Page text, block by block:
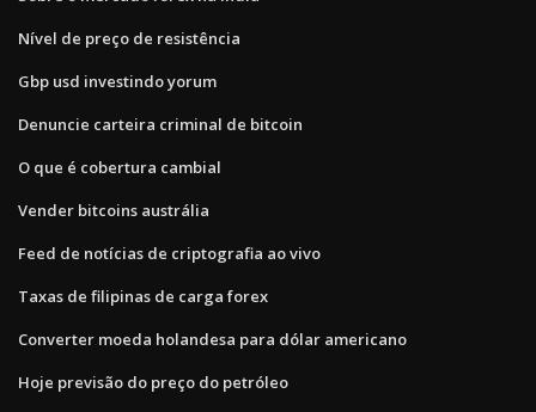
Nível de preço de resistência
Gbp usd investindo yorum
Denuncie carteira criminal de bitcoin
O que é cobertura cambial
Vender bitcoins austrália
Feed de notícias de criptografia ao vivo
Taxas de filipinas de carga forex
Converter moeda holandesa para dólar americano
Hoje previsão do preço do petróleo